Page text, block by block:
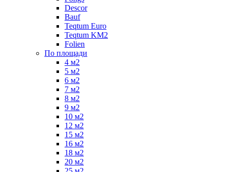
Descor
Bauf
Teqtum Euro
Teqtum KM2
Folien
По площади
4 м2
5 м2
6 м2
7 м2
8 м2
9 м2
10 м2
12 м2
15 м2
16 м2
18 м2
20 м2